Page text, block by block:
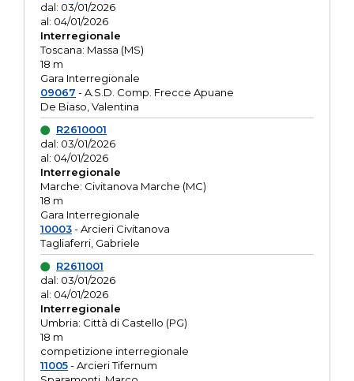
dal: 03/01/2026
al: 04/01/2026
Interregionale
Toscana: Massa (MS)
18 m
Gara Interregionale
09067 - A.S.D. Comp. Frecce Apuane
De Biaso, Valentina
R2610001
dal: 03/01/2026
al: 04/01/2026
Interregionale
Marche: Civitanova Marche (MC)
18 m
Gara Interregionale
10003- Arcieri Civitanova
Tagliaferri, Gabriele
R2611001
dal: 03/01/2026
al: 04/01/2026
Interregionale
Umbria: Città di Castello (PG)
18 m
competizione interregionale
11005- Arcieri Tifernum